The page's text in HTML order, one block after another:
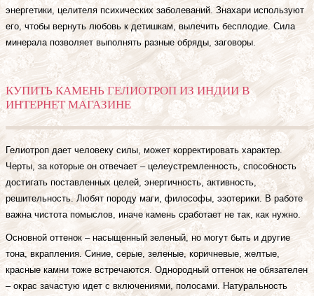
энергетики, целителя психических заболеваний. Знахари используют
его, чтобы вернуть любовь к детишкам, вылечить бесплодие. Сила
минерала позволяет выполнять разные обряды, заговоры.
КУПИТЬ КАМЕНЬ ГЕЛИОТРОП ИЗ ИНДИИ В
ИНТЕРНЕТ МАГАЗИНЕ
Гелиотроп дает человеку силы, может корректировать характер.
Черты, за которые он отвечает – целеустремленность, способность
достигать поставленных целей, энергичность, активность,
решительность. Любят породу маги, философы, эзотерики. В работе
важна чистота помыслов, иначе камень сработает не так, как нужно.
Основной оттенок – насыщенный зеленый, но могут быть и другие
тона, вкрапления. Синие, серые, зеленые, коричневые, желтые,
красные камни тоже встречаются. Однородный оттенок не обязателен
– окрас зачастую идет с включениями, полосами. Натуральность